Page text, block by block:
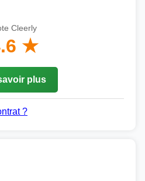
Cleerly
★
plus
?